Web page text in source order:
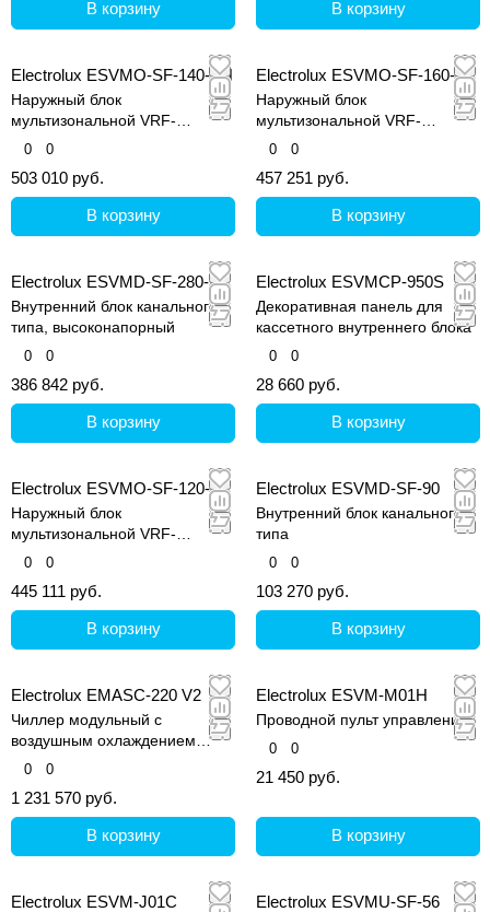
сплит-систем, обеспечивающие охлаждение
воздуха внутри здания. Могут устанавливаться
как на стены, так и на потолок.
В корзину В корзину
Electrolux ESVMO-SF-140-SH
Наружный блок
мультизональной VRF-
системы, серия Step Free
0 0
503 010 руб.
В корзину
Electrolux ESVMO-SF-160-H
Наружный блок
мультизональной VRF-
системы, серия Step Free
0 0
457 251 руб.
В корзину
Electrolux ESVMD-SF-280-A
Внутренний блок канального
типа, высоконапорный
0 0
386 842 руб.
В корзину
Electrolux ESVMCP-950S
Декоративная панель для
кассетного внутреннего блока
0 0
28 660 руб.
В корзину
Electrolux ESVMO-SF-120-H
Наружный блок
мультизональной VRF-
системы, серия Step Free
0 0
445 111 руб.
В корзину
Electrolux ESVMD-SF-90
Внутренний блок канального
типа
0 0
103 270 руб.
В корзину
Electrolux EMASC-220 V2
Чиллер модульный с
воздушным охлаждением
конденсатора
0 0
1 231 570 руб.
В корзину
Electrolux ESVM-M01H
Проводной пульт управления
0 0
21 450 руб.
В корзину
Electrolux ESVM-J01C Electrolux ESVMU-SF-56